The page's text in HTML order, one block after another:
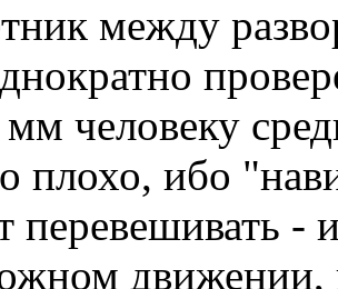
между
человеку
плохо, ибо
перевешивать -
движении,